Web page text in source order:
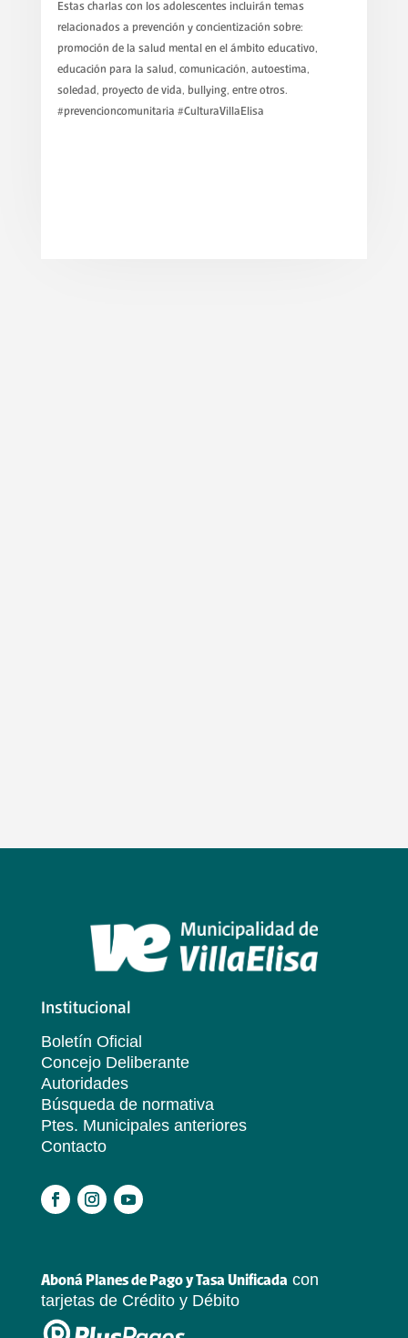
Estas charlas con los adolescentes incluirán temas
relacionados a prevención y concientización sobre:
promoción de la salud mental en el ámbito educativo,
educación para la salud, comunicación, autoestima,
soledad, proyecto de vida, bullying, entre otros.
#prevencioncomunitaria #CulturaVillaElisa
Institucional
Boletín Oficial
Concejo Deliberante
Autoridades
Búsqueda de normativa
Ptes. Municipales anteriores
Contacto
Aboná Planes de Pago y Tasa Unificada con
tarjetas de Crédito y Débito